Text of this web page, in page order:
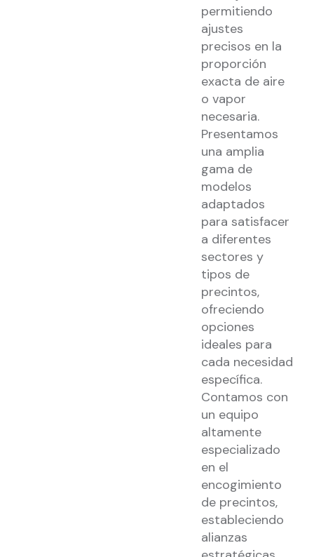
permitiendo
ajustes
precisos en la
proporción
exacta de aire
o vapor
necesaria.
Presentamos
una amplia
gama de
modelos
adaptados
para satisfacer
a diferentes
sectores y
tipos de
precintos,
ofreciendo
opciones
ideales para
cada necesidad
específica.
Contamos con
un equipo
altamente
especializado
en el
encogimiento
de precintos,
estableciendo
alianzas